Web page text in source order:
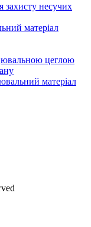
захисту несучих
матеріал
цеглою
матеріал